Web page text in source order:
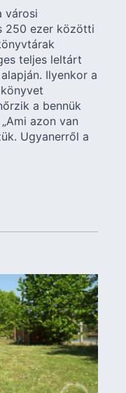
városi
250 ezer közötti
teljes leltárt
Ilyenkor a
a bennük
azon van
Ugyanerről a